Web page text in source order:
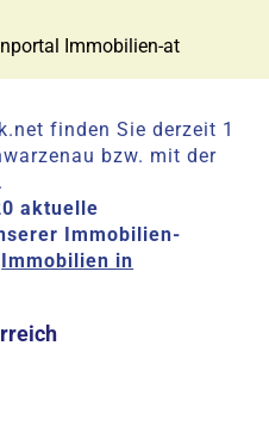
Immobilien-at
finden Sie derzeit 1
bzw. mit der
aktuelle
Immobilien-
Immobilien in